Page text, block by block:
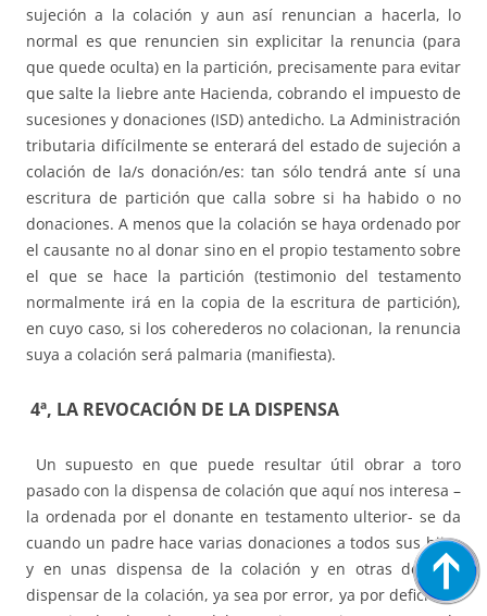
sujeción a la colación y aun así renuncian a hacerla, lo
normal es que renuncien sin explicitar la renuncia (para
que quede oculta) en la partición, precisamente para evitar
que salte la liebre ante Hacienda, cobrando el impuesto de
sucesiones y donaciones (ISD) antedicho. La Administración
tributaria difícilmente se enterará del estado de sujeción a
colación de la/s donación/es: tan sólo tendrá ante sí una
escritura de partición que calla sobre si ha habido o no
donaciones. A menos que la colación se haya ordenado por
el causante no al donar sino en el propio testamento sobre
el que se hace la partición (testimonio del testamento
normalmente irá en la copia de la escritura de partición),
en cuyo caso, si los coherederos no colacionan, la renuncia
suya a colación será palmaria (manifiesta).
4ª, LA REVOCACIÓN DE LA DISPENSA
Un supuesto en que puede resultar útil obrar a toro
pasado con la dispensa de colación que aquí nos interesa –
la ordenada por el donante en testamento ulterior- se da
cuando un padre hace varias donaciones a todos sus hijos
y en unas dispensa de la colación y en otras deja de
dispensar de la colación, ya sea por error, ya por deficiente